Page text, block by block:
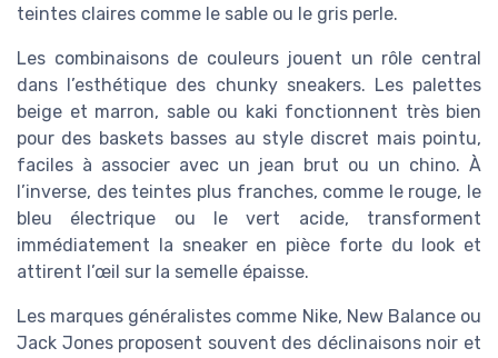
teintes claires comme le sable ou le gris perle.
Les combinaisons de couleurs jouent un rôle central
dans l’esthétique des chunky sneakers. Les palettes
beige et marron, sable ou kaki fonctionnent très bien
pour des baskets basses au style discret mais pointu,
faciles à associer avec un jean brut ou un chino. À
l’inverse, des teintes plus franches, comme le rouge, le
bleu électrique ou le vert acide, transforment
immédiatement la sneaker en pièce forte du look et
attirent l’œil sur la semelle épaisse.
Les marques généralistes comme Nike, New Balance ou
Jack Jones proposent souvent des déclinaisons noir et